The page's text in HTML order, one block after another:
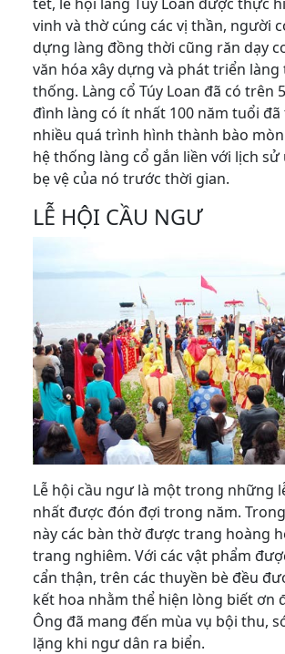
vinh và thờ cúng các vị thần, người
dựng làng đồng thời cũng răn dạy
văn hóa xây dựng và phát triển làng
thống. Làng cổ Túy Loan đã có trên
đình làng có ít nhất 100 năm tuổi đã
nhiều quá trình hình thành bào
hệ thống làng cổ gắn liền với lịch sử
bẹ vệ của nó trước thời gian.
LỄ HỘI CẦU NGƯ
Lễ hội cầu ngư là một trong những
nhất được đón đợi trong năm.
này các bàn thờ được trang hoàng
trang nghiêm. Với các vật phẩm
cẩn thận, trên các thuyền bè đều
kết hoa nhằm thể hiện lòng biết ơn
Ông đã mang đến mùa vụ bội thu,
lặng khi ngư dân ra biển.